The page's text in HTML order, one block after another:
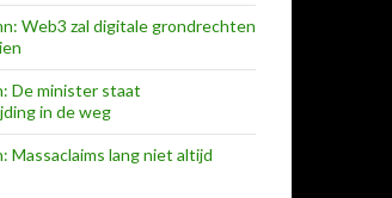
Web3 zal digitale grondrechten
De minister staat
in de weg
Massaclaims lang niet altijd